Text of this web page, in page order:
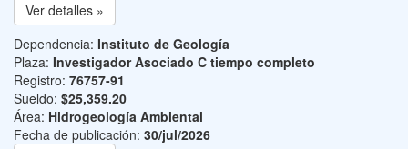
Ver detalles »
Dependencia: Instituto de Geología
Plaza: Investigador Asociado C tiempo completo
Registro: 76757-91
Sueldo: $25,359.20
Área: Hidrogeología Ambiental
Fecha de publicación: 30/jul/2026